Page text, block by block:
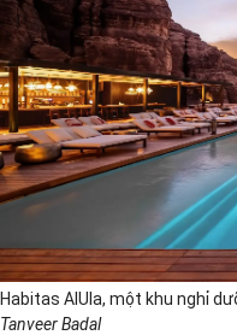
Habitas AlUla, một khu nghỉ
Tanveer Badal